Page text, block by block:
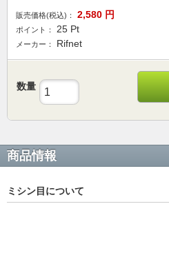
販売価格(税込)： 2,580 円
ポイント： 25 Pt
メーカー： Rifnet
数量
商品情報
ミシン目について